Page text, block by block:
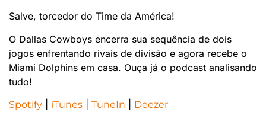
Salve, torcedor do Time da América!
O Dallas Cowboys encerra sua sequência de dois
jogos enfrentando rivais de divisão e agora recebe o
Miami Dolphins em casa. Ouça já o podcast analisando
tudo!
Spotify iTunes TuneIn Deezer